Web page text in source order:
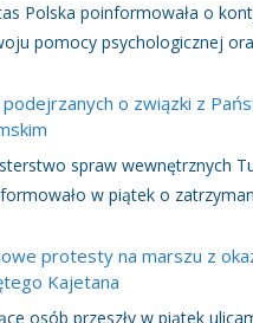
Polska poinformowała o
pomocy psychologicznej
o związki z
spraw wewnętrznych
w piątek o
protesty na marszu z
Kajetana
osób przeszły w piątek